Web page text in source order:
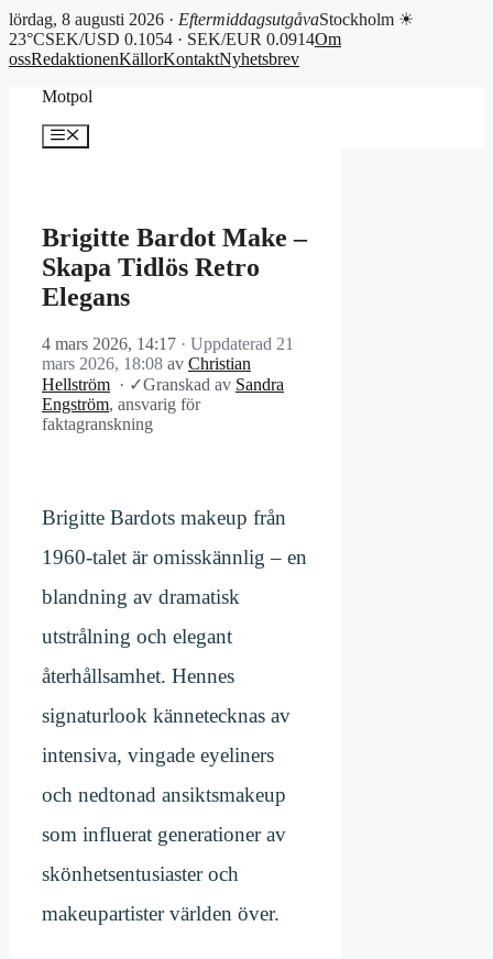
lördag, 8 augusti 2026 · EftermiddagsutgåvaStockholm ☀
23°CSEK/USD 0.1054 · SEK/EUR 0.0914Om
ossRedaktionenKällorKontaktNyhetsbrev
Motpol
Meny
Brigitte Bardot Make –
Skapa Tidlös Retro
Elegans
4 mars 2026, 14:17 · Uppdaterad 21
mars 2026, 18:08 av Christian
Hellström · ✓Granskad av Sandra
Engström, ansvarig för
faktagranskning
Brigitte Bardots makeup från
1960-talet är omisskännlig – en
blandning av dramatisk
utstrålning och elegant
återhållsamhet. Hennes
signaturlook kännetecknas av
intensiva, vingade eyeliners
och nedtonad ansiktsmakeup
som influerat generationer av
skönhetsentusiaster och
makeupartister världen över.